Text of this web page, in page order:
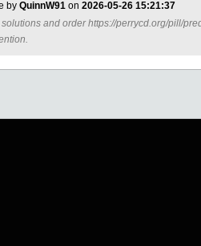
by QuinnW91 on 2026-05-26 15:21:37
and order https://perrycd.org/pill/